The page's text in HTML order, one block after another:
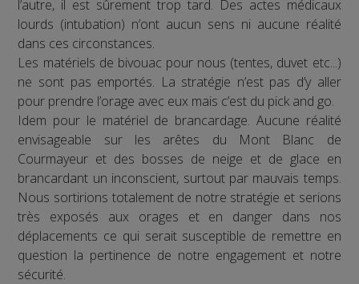
l’autre, il est sûrement trop tard. Des actes médicaux
lourds (intubation) n’ont aucun sens ni aucune réalité
dans ces circonstances.
Les matériels de bivouac pour nous (tentes, duvet etc...)
ne sont pas emportés. La stratégie n’est pas d’y aller
pour prendre l’orage avec eux mais c’est du pick and go.
Idem pour le matériel de brancardage. Aucune réalité
envisageable sur les arêtes du Mont Blanc de
Courmayeur et des bosses de neige et de glace en
brancardant un inconscient, surtout par mauvais temps.
Nous sortirions totalement de notre stratégie et serions
très exposés aux orages et en danger dans nos
déplacements ce qui serait susceptible de remettre en
question la pertinence de notre engagement et notre
sécurité.